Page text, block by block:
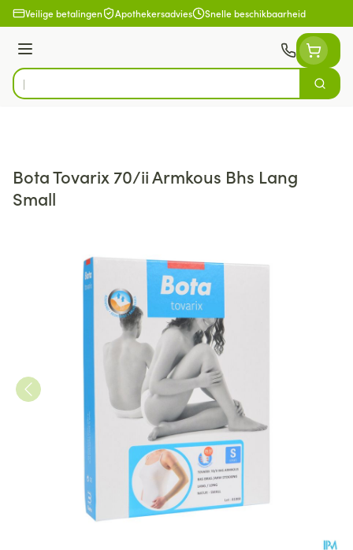
Ga naar de inhoud
Veilige betalingen Apothekersadvies Snelle beschikbaarheid
Menu
Product, merk, categorie...
Zoek
Bota Tovarix 70/ii Armkous Bhs Lang
Small